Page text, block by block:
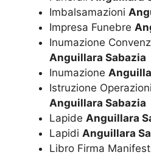
Imbalsamazioni
Impresa Funebre
Inumazione
Anguillara Sabazia
Inumazione
Istruzione
Anguillara Sabazia
Lapide Anguillara
Lapidi Anguillara
Libro Firma